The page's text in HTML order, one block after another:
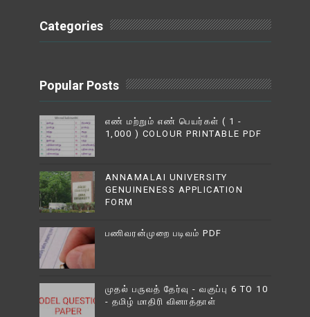
Categories
Popular Posts
எண் மற்றும் எண் பெயர்கள் ( 1 -
1,000 ) COLOUR PRINTABLE PDF
ANNAMALAI UNIVERSITY
GENUINENESS APPLICATION
FORM
பணிவரன்முறை படிவம் PDF
முதல் பருவத் தேர்வு - வகுப்பு 6 TO 10
- தமிழ் மாதிரி வினாத்தாள்